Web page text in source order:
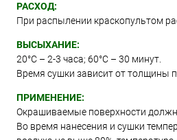
РАСХОД:
При распылении краскопультом
ВЫСЫХАНИЕ:
20°С – 2-3 часа; 60°С – 30 минут.
Время сушки зависит от толщины
ПРИМЕНЕНИЕ:
Окрашиваемые поверхности
Во время нанесения и сушки